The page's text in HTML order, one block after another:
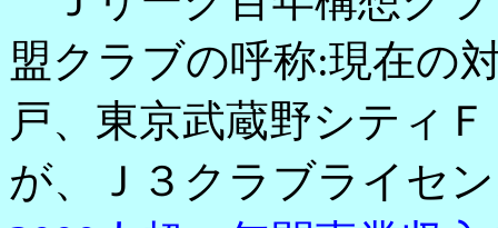
盟クラブの呼称:現在の
戸、東京武蔵野シティ
が、Ｊ３クラブライセ